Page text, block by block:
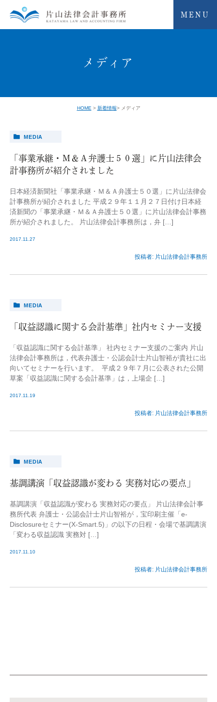
MENU
メディア
HOME 新着情報 メディア
MEDIA
「事業承継・Ｍ＆Ａ弁護士５０選」に片山法律会
計事務所が紹介されました
日本経済新聞社「事業承継・Ｍ＆Ａ弁護士５０選」に片山法律会
計事務所が紹介されました 平成２９年１１月２７日付け日本経
済新聞の「事業承継・Ｍ＆Ａ弁護士５０選」に片山法律会計事務
所が紹介されました。 片山法律会計事務所は，弁 […]
2017.11.27
投稿者: 片山法律会計事務所
MEDIA
「収益認識に関する会計基準」社内セミナー支援
「収益認識に関する会計基準」 社内セミナー支援のご案内 片山
法律会計事務所は，代表弁護士・公認会計士片山智裕が貴社に出
向いてセミナーを行います。 平成２９年７月に公表された公開
草案「収益認識に関する会計基準」は，上場企 […]
2017.11.19
投稿者: 片山法律会計事務所
MEDIA
基調講演「収益認識が変わる 実務対応の要点」
基調講演「収益認識が変わる 実務対応の要点」 片山法律会計事
務所代表 弁護士・公認会計士片山智裕が，宝印刷主催「e-
Disclosureセミナー(X-Smart.5)」の以下の日程・会場で基調講演
「変わる収益認識 実務対 […]
2017.11.10
投稿者: 片山法律会計事務所